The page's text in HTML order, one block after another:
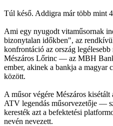
Túl késő. Addigra már több mint
Ami egy nyugodt vitaműsornak
bizonytalan időkben", az
konfrontáció az ország
Mészáros Lőrinc — az MBH
ember, akinek a bankja a
között.
A műsor végére Mészáros
ATV legendás műsorvezetője —
keresték azt a befektetési
nevén nevezett.